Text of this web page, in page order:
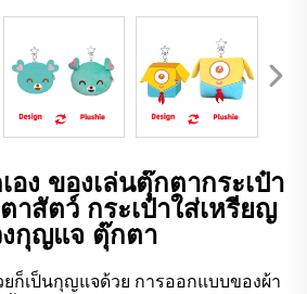
ง ของเล่นตุ๊กตากระเป๋า
าสัตว์ กระเป๋าใส่เหรียญ
กุญแจ ตุ๊กตา
ยก็เป็นกุญแจด้วย การออกแบบของผ้า